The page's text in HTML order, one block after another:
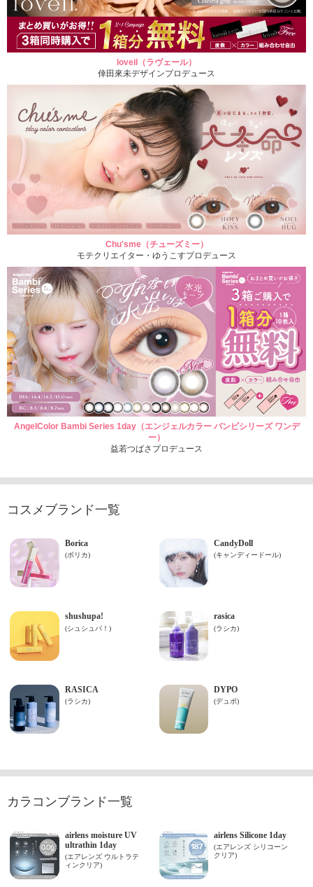
loveil（ラヴェール）
倖田來未デザインプロデュース
Chu'sme（チューズミー）
モテクリエイター・ゆうこすプロデュース
AngelColor Bambi Series 1day（エンジェルカラー バンビシリーズ ワンデ
ー）
益若つばさプロデュース
コスメブランド一覧
カラコンブランド一覧